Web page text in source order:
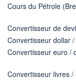
Cours du Pétrole
Convertisseur de
Convertisseur dollar
Convertisseur euro /
Convertisseur livres /